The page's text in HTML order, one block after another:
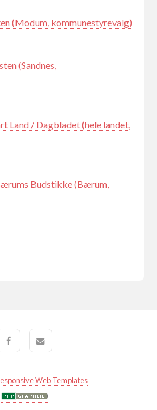
(Modum, kommunestyrevalg)
(Sandnes,
Land / Dagbladet (hele landet,
Budstikke (Bærum,
Web Templates